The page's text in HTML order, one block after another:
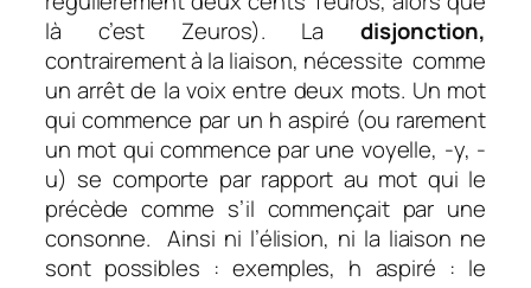
là c’est Zeuros). Ladisjonction,
contrairement à la liaison, nécessite comme
un arrêt de la voix entre deux mots. Un mot
qui commence par un h aspiré (ou rarement
un mot qui commence par une voyelle, -y, -
u) se comporte par rapport au mot qui le
précède comme s’il commençait par une
consonne. Ainsi ni l’élision, ni la liaison ne
sont possibles : exemples, h aspiré : le